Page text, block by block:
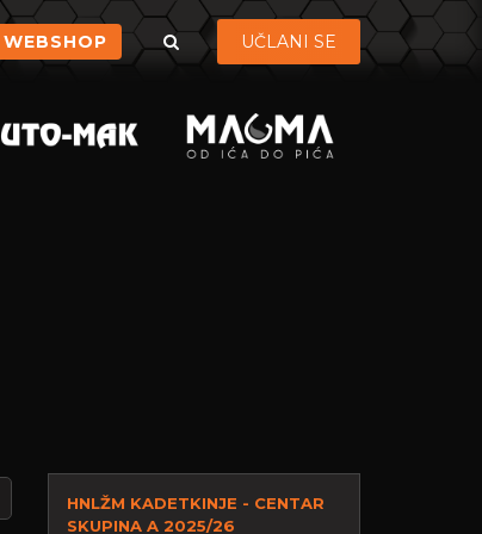
WEBSHOP UČLANI SE
HNLŽM KADETKINJE - CENTAR
SKUPINA A 2025/26